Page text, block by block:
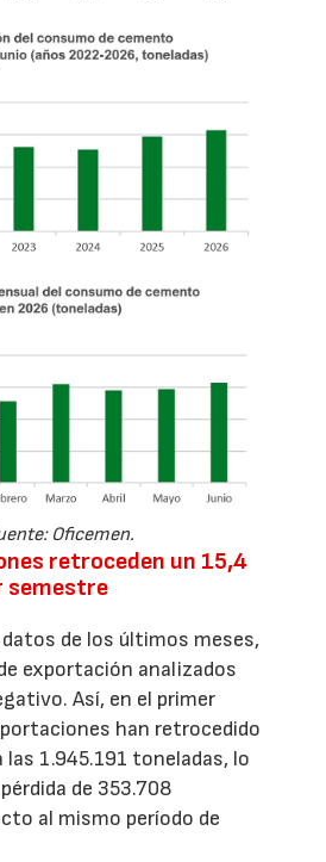
Oficemen.
retroceden un 15,4
semestre
de los últimos meses,
exportación analizados
Así, en el primer
han retrocedido
1.945.191 toneladas, lo
de 353.708
al mismo período de